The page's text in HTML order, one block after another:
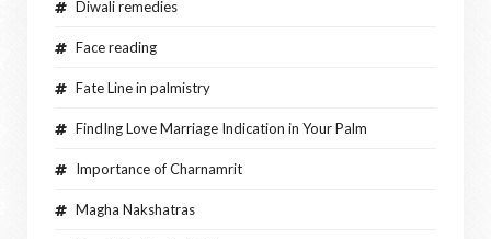
Diwali remedies
Face reading
Fate Line in palmistry
FindIng Love Marriage Indication in Your Palm
Importance of Charnamrit
Magha Nakshatras